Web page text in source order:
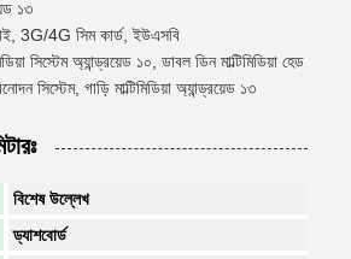
১৩
3G/4G সিম কার্ড, ইউএসবি
সিস্টেম অ্যান্ড্রয়েড ১০, ডাবল ডিন মাল্টিমিডিয়া হেড
সিস্টেম, গাড়ি মাল্টিমিডিয়া অ্যান্ড্রয়েড ১৩
বিশেষ উল্লেখ
ড্যাশবোর্ড